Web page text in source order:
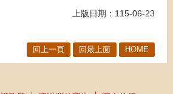
上版日期：115-06-23
回上一頁 回最上面 HOME